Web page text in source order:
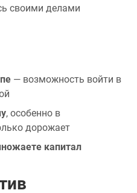
своими делами
— возможность войти в
, особенно в
дорожает
капитал